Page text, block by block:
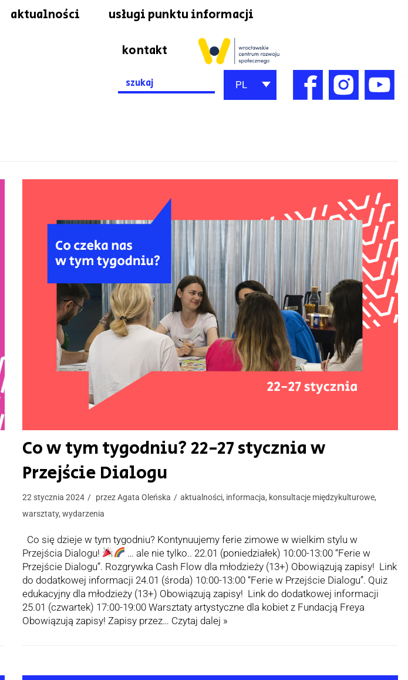
aktualności usługi punktu informacji
kontakt
Search
for:
PL
Co w tym tygodniu? 22-27 stycznia w
Przejście Dialogu
22 stycznia 2024 przezAgata Oleńska aktualności, informacja, konsultacje międzykulturowe,
warsztaty, wydarzenia
Co się dzieje w tym tygodniu? Kontynuujemy ferie zimowe w wielkim stylu w
Przejścia Dialogu!
… ale nie tylko.. 22.01 (poniedziałek) 10:00-13:00 “Ferie w
Przejście Dialogu”. Rozgrywka Cash Flow dla młodzieży (13+) Obowiązują zapisy! Link
do dodatkowej informacji 24.01 (środa) 10:00-13:00 “Ferie w Przejście Dialogu”. Quiz
edukacyjny dla młodzieży (13+) Obowiązują zapisy! Link do dodatkowej informacji
25.01 (czwartek) 17:00-19:00 Warsztaty artystyczne dla kobiet z Fundacją Freya
Obowiązują zapisy! Zapisy przez… Czytaj dalej »